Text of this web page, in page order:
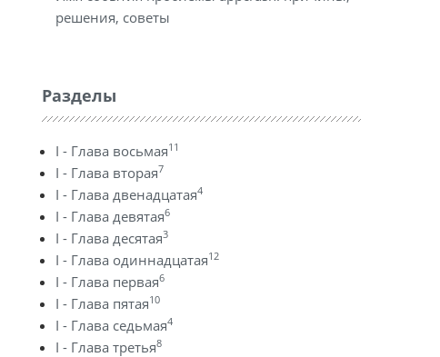
решения, советы
Разделы
I - Глава восьмая11
I - Глава вторая7
I - Глава двенадцатая4
I - Глава девятая6
I - Глава десятая3
I - Глава одиннадцатая12
I - Глава первая6
I - Глава пятая10
I - Глава седьмая4
I - Глава третья8